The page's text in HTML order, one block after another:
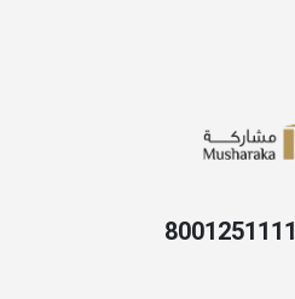
8001251111